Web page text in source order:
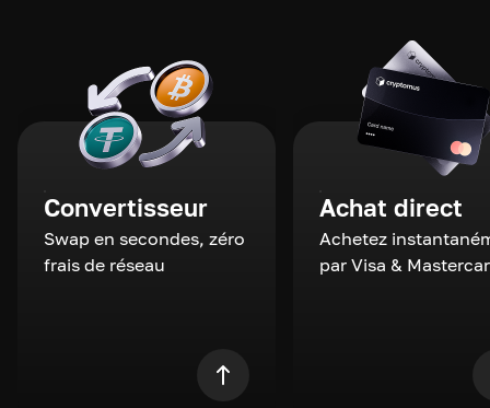
Convertisseur
Swap en secondes, zéro
frais de réseau
Achat direct
Achetez
par Visa &